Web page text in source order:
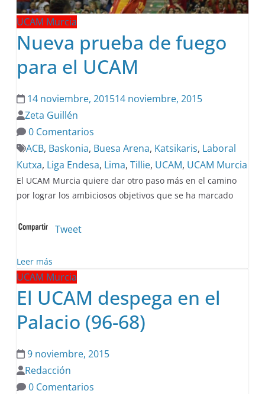
UCAM Murcia
Nueva prueba de fuego
para el UCAM
14 noviembre, 201514 noviembre, 2015
Zeta Guillén
0 Comentarios
ACB, Baskonia, Buesa Arena, Katsikaris, Laboral
Kutxa, Liga Endesa, Lima,Tillie, UCAM, UCAM Murcia
El UCAM Murcia quiere dar otro paso más en el camino
por lograr los ambiciosos objetivos que se ha marcado
Tweet
Leer más
UCAM Murcia
El UCAM despega en el
Palacio (96-68)
9 noviembre, 2015
Redacción
0 Comentarios